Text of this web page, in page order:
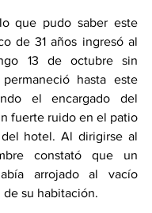
que pudo saber este
de 31 años ingresó al
13 de octubre sin
hasta este
el encargado del
fuerte ruido en el patio
hotel. Al dirigirse al
constató que un
arrojado al vacío
su habitación.